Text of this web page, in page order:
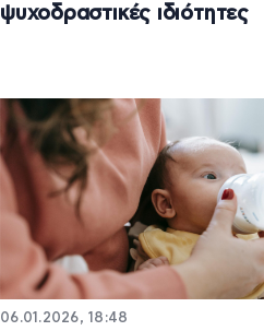
ψυχοδραστικές ιδιότητες
06.01.2026, 18:48